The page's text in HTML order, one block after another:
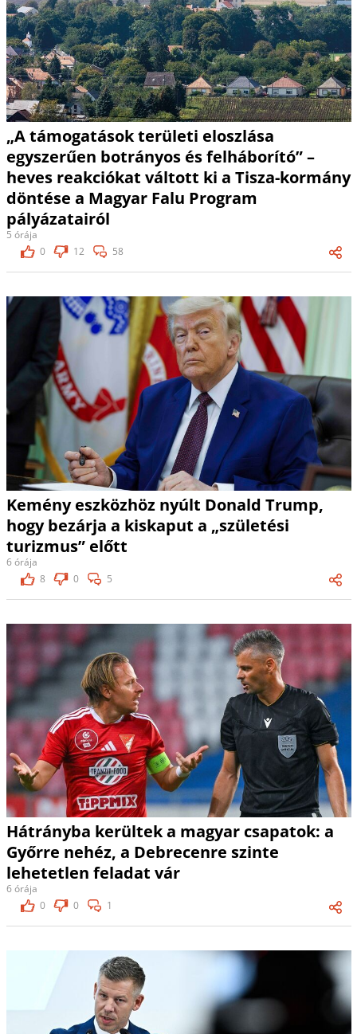
„A támogatások területi eloszlása
egyszerűen botrányos és felháborító” –
heves reakciókat váltott ki a Tisza-kormány
döntése a Magyar Falu Program
pályázatairól
5 órája
0
12 58
Kemény eszközhöz nyúlt Donald Trump,
hogy bezárja a kiskaput a „születési
turizmus” előtt
6 órája
8
0 5
Hátrányba kerültek a magyar csapatok: a
Győrre nehéz, a Debrecenre szinte
lehetetlen feladat vár
6 órája
0
0 1